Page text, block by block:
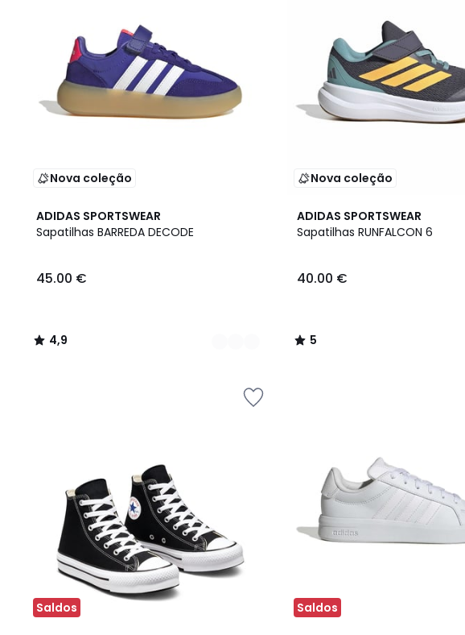
Nova coleção
ADIDAS SPORTSWEAR
Sapatilhas BARREDA DECODE
45.00 €
4,9
/ 5
2
Cores
4,9
/
Nova coleção
ADIDAS SPORTSWEAR
Sapatilhas RUNFALCON 6
40.00 €
5
/
2
Cores
5
/
Saldos Saldos